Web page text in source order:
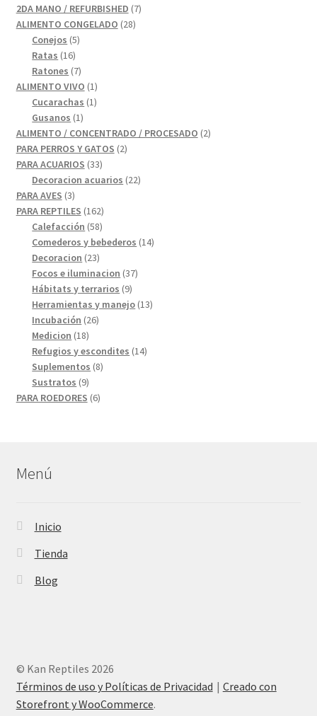
2DA MANO / REFURBISHED 77
ALIMENTO CONGELADO 2828
Conejos 55
Ratas 1616
productos
Ratones 77
productos
ALIMENTO VIVO 11
producto
Cucarachas 11
Gusanos 11
producto
ALIMENTO / CONCENTRADO / PROCESADO 22
PARA PERROS Y GATOS 22
PARA ACUARIOS 3333
productos
Decoracion acuarios 2222
PARA AVES 33
productos
PARA REPTILES 162162
productos
Calefacción 5858
productos
Comederos y bebederos 1414
Decoracion 2323
productos
Focos e iluminacion 3737
Hábitats y terrarios 99
productos
Herramientas y manejo 1313
Incubación 2626
Medicion 1818
productos
Refugios y escondites 1414
Suplementos 88
Sustratos 99
productos
PARA ROEDORES 66
Menú
Inicio
Tienda
Blog
© Kan Reptiles 2026
Términos de uso y Políticas de Privacidad
Creado con
Storefront y WooCommerce.